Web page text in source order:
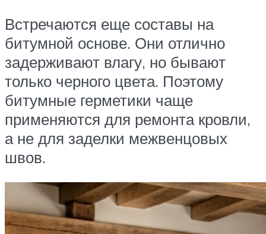
Встречаются еще составы на
битумной основе. Они отлично
задерживают влагу, но бывают
только черного цвета. Поэтому
битумные герметики чаще
применяются для ремонта кровли,
а не для заделки межвенцовых
швов.